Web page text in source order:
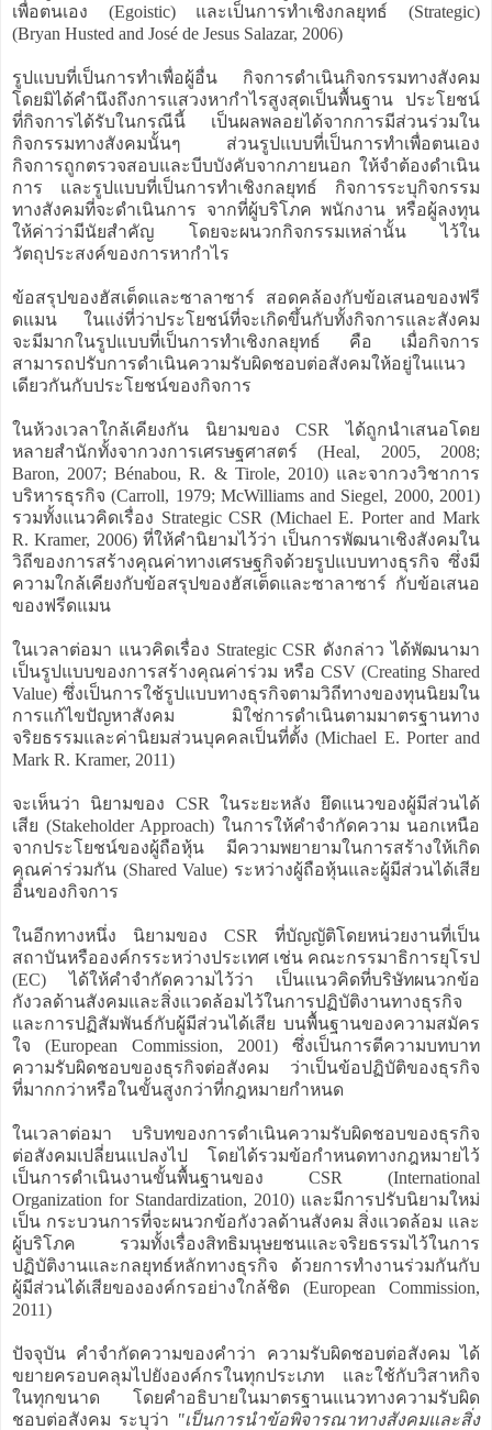
เพื่อตนเอง (Egoistic) และเป็นการทำเชิงกลยุทธ์ (Strategic)
(Bryan Husted and José de Jesus Salazar, 2006)
รูปแบบที่เป็นการทำเพื่อผู้อื่น กิจการดำเนินกิจกรรมทางสังคม
โดยมิได้คำนึงถึงการแสวงหากำไรสูงสุดเป็นพื้นฐาน ประโยชน์
ที่กิจการได้รับในกรณีนี้ เป็นผลพลอยได้จากการมีส่วนร่วมใน
กิจกรรมทางสังคมนั้นๆ ส่วนรูปแบบที่เป็นการทำเพื่อตนเอง
กิจการถูกตรวจสอบและบีบบังคับจากภายนอก ให้จำต้องดำเนิน
การ และรูปแบบที่เป็นการทำเชิงกลยุทธ์ กิจการระบุกิจกรรม
ทางสังคมที่จะดำเนินการ จากที่ผู้บริโภค พนักงาน หรือผู้ลงทุน
ให้ค่าว่ามีนัยสำคัญ โดยจะผนวกกิจกรรมเหล่านั้น ไว้ใน
วัตถุประสงค์ของการหากำไร
ข้อสรุปของฮัสเต็ดและซาลาซาร์ สอดคล้องกับข้อเสนอของฟรี
ดแมน ในแง่ที่ว่าประโยชน์ที่จะเกิดขึ้นกับทั้งกิจการและสังคม
จะมีมากในรูปแบบที่เป็นการทำเชิงกลยุทธ์ คือ เมื่อกิจการ
สามารถปรับการดำเนินความรับผิดชอบต่อสังคมให้อยู่ในแนว
เดียวกันกับประโยชน์ของกิจการ
ในห้วงเวลาใกล้เคียงกัน นิยามของ CSR ได้ถูกนำเสนอโดย
หลายสำนักทั้งจากวงการเศรษฐศาสตร์ (Heal, 2005, 2008;
Baron, 2007; Bénabou, R. & Tirole, 2010) และจากวงวิชาการ
บริหารธุรกิจ (Carroll, 1979; McWilliams and Siegel, 2000, 2001)
รวมทั้งแนวคิดเรื่อง Strategic CSR (Michael E. Porter and Mark
R. Kramer, 2006) ที่ให้คำนิยามไว้ว่า เป็นการพัฒนาเชิงสังคมใน
วิถีของการสร้างคุณค่าทางเศรษฐกิจด้วยรูปแบบทางธุรกิจ ซึ่งมี
ความใกล้เคียงกับข้อสรุปของฮัสเต็ดและซาลาซาร์ กับข้อเสนอ
ของฟรีดแมน
ในเวลาต่อมา แนวคิดเรื่อง Strategic CSR ดังกล่าว ได้พัฒนามา
เป็นรูปแบบของการสร้างคุณค่าร่วม หรือ CSV (Creating Shared
Value) ซึ่งเป็นการใช้รูปแบบทางธุรกิจตามวิถีทางของทุนนิยมใน
การแก้ไขปัญหาสังคม มิใช่การดำเนินตามมาตรฐานทาง
จริยธรรมและค่านิยมส่วนบุคคลเป็นที่ตั้ง (Michael E. Porter and
Mark R. Kramer, 2011)
จะเห็นว่า นิยามของ CSR ในระยะหลัง ยึดแนวของผู้มีส่วนได้
เสีย (Stakeholder Approach) ในการให้คำจำกัดความ นอกเหนือ
จากประโยชน์ของผู้ถือหุ้น มีความพยายามในการสร้างให้เกิด
คุณค่าร่วมกัน (Shared Value) ระหว่างผู้ถือหุ้นและผู้มีส่วนได้เสีย
อื่นของกิจการ
ในอีกทางหนึ่ง นิยามของ CSR ที่บัญญัติโดยหน่วยงานที่เป็น
สถาบันหรือองค์กรระหว่างประเทศ เช่น คณะกรรมาธิการยุโรป
(EC) ได้ให้คำจำกัดความไว้ว่า เป็นแนวคิดที่บริษัทผนวกข้อ
กังวลด้านสังคมและสิ่งแวดล้อมไว้ในการปฏิบัติงานทางธุรกิจ
และการปฏิสัมพันธ์กับผู้มีส่วนได้เสีย บนพื้นฐานของความสมัคร
ใจ (European Commission, 2001) ซึ่งเป็นการตีความบทบาท
ความรับผิดชอบของธุรกิจต่อสังคม ว่าเป็นข้อปฏิบัติของธุรกิจ
ที่มากกว่าหรือในขั้นสูงกว่าที่กฎหมายกำหนด
ในเวลาต่อมา บริบทของการดำเนินความรับผิดชอบของธุรกิจ
ต่อสังคมเปลี่ยนแปลงไป โดยได้รวมข้อกำหนดทางกฎหมายไว้
เป็นการดำเนินงานขั้นพื้นฐานของ CSR (International
Organization for Standardization, 2010) และมีการปรับนิยามใหม่
เป็น กระบวนการที่จะผนวกข้อกังวลด้านสังคม สิ่งแวดล้อม และ
ผู้บริโภค รวมทั้งเรื่องสิทธิมนุษยชนและจริยธรรมไว้ในการ
ปฏิบัติงานและกลยุทธ์หลักทางธุรกิจ ด้วยการทำงานร่วมกันกับ
ผู้มีส่วนได้เสียขององค์กรอย่างใกล้ชิด (European Commission,
2011)
ปัจจุบัน คำจำกัดความของคำว่า ความรับผิดชอบต่อสังคม ได้
ขยายครอบคลุมไปยังองค์กรในทุกประเภท และใช้กับวิสาหกิจ
ในทุกขนาด โดยคำอธิบายในมาตรฐานแนวทางความรับผิด
ชอบต่อสังคม ระบุว่า "เป็นการนำข้อพิจารณาทางสังคมและสิ่ง